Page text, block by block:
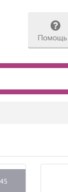
Помощь